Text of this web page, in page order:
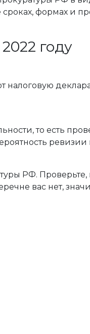
формах и
году
налоговую
то есть
РФ. Проверьте,
вас нет,